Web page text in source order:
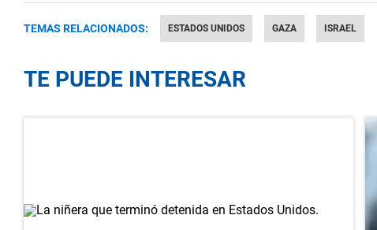
TEMAS RELACIONADOS: ESTADOS UNIDOS GAZA ISRAEL
TE PUEDE INTERESAR